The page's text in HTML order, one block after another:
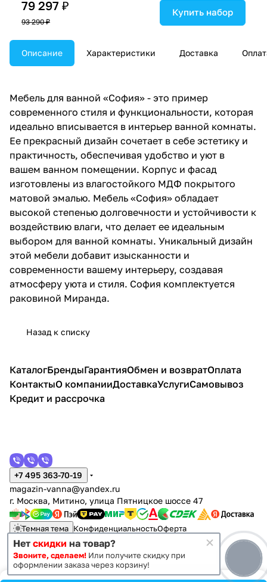
79 297 ₽
93 290 ₽
Купить набор
Описание Характеристики Доставка
Мебель для ванной «София» - это пример
современного стиля и функциональности, которая
идеально вписывается в интерьер ванной комнаты.
Ее прекрасный дизайн сочетает в себе эстетику и
практичность, обеспечивая удобство и уют в
вашем ванном помещении. Корпус и фасад
изготовлены из влагостойкого МДФ покрытого
матовой эмалью. Мебель «София» обладает
высокой степенью долговечности и устойчивости к
воздействию влаги, что делает ее идеальным
выбором для ванной комнаты. Уникальный дизайн
этой мебели добавит изысканности и
современности вашему интерьеру, создавая
атмосферу уюта и стиля. София комплектуется
раковиной Миранда.
Назад к списку
КаталогБрендыГарантияОбмен и возвратОплата
КонтактыО компанииДоставкаУслугиСамовывоз
Кредит и рассрочка
+7 495 363-70-19
magazin-vanna@yandex.ru
г. Москва, Митино, улица Пятницкое шоссе 47
Темная тема КонфиденциальностьОферта
© 2011 - 2026 Vanna-vanna.ru
Нет скидки на товар?
Звоните, сделаем! Или получите скидку при
оформлении заказа через корзину!